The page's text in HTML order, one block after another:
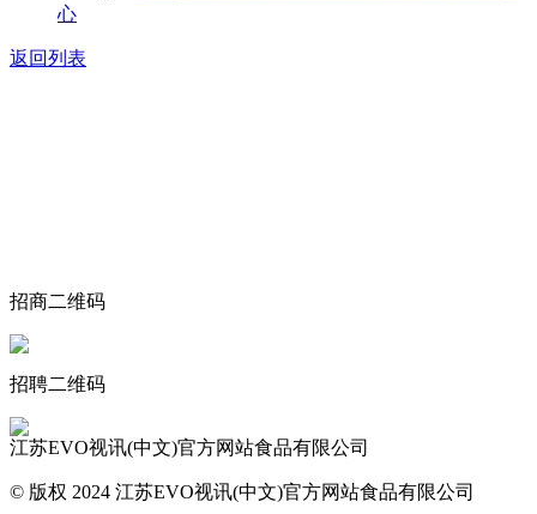
心
返回列表
招商二维码
招聘二维码
江苏EVO视讯(中文)官方网站食品有限公司
© 版权 2024 江苏EVO视讯(中文)官方网站食品有限公司